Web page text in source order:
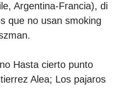
Argentina-Francia), di
que no usan smoking
Hasta cierto punto
Alea; Los pajaros